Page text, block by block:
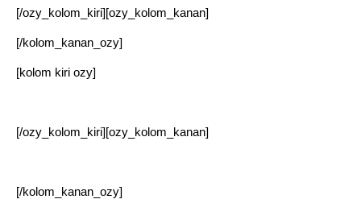
[/ozy_kolom_kiri][ozy_kolom_kanan]
[/kolom_kanan_ozy]
[kolom kiri ozy]
[/ozy_kolom_kiri][ozy_kolom_kanan]
[/kolom_kanan_ozy]